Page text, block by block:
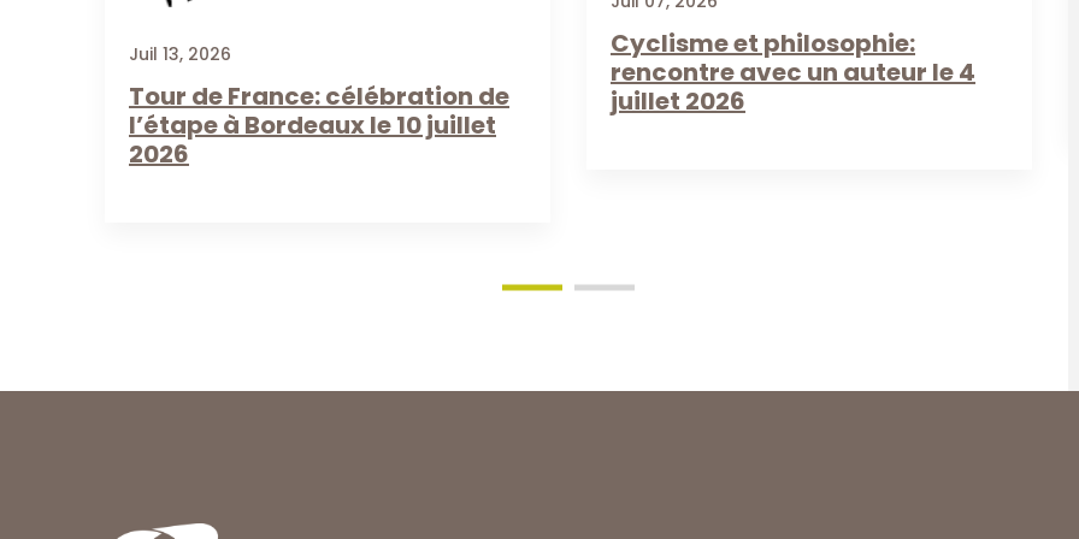
Juil 13, 2026
Tour de France: célébration de
l’étape à Bordeaux le 10 juillet
2026
Cyclisme et philosophie:
rencontre avec un auteur le 4
juillet 2026